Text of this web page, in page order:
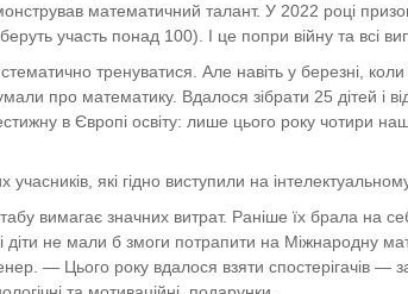
математичний талант. У 2022 році
участь понад 100). І це попри війну та всі
тренуватися. Але навіть у березні,
про математику. Вдалося зібрати 25 дітей і
в Європі освіту: лише цього року чотири
які гідно виступили на
вимагає значних витрат. Раніше їх брала на
діти не мали б змоги потрапити на Міжнародну
— Цього року вдалося взяти спостерігачів —